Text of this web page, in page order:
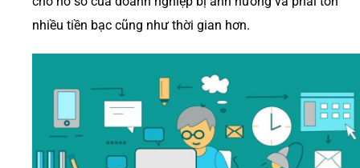
nhiều tiền bạc cũng như thời gian hơn.